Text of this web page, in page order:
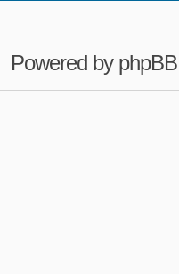
Powered by phpBB